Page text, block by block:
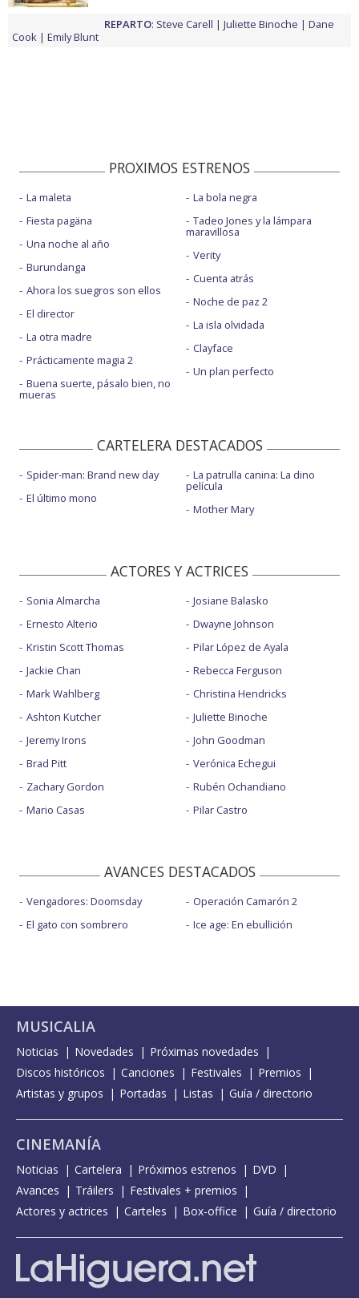
REPARTO: Steve Carell Juliette Binoche
Dane
Cook
Emily Blunt
PROXIMOS ESTRENOS
La maleta
Fiesta pagäna
Una noche al año
Burundanga
Ahora los suegros son ellos
El director
La otra madre
Prácticamente magia 2
Buena suerte, pásalo bien, no
mueras
La bola negra
Tadeo Jones y la lámpara
maravillosa
Verity
Cuenta atrás
Noche de paz 2
La isla olvidada
Clayface
Un plan perfecto
CARTELERA DESTACADOS
Spider-man: Brand new day
El último mono
La patrulla canina: La dino
película
Mother Mary
ACTORES Y ACTRICES
Sonia Almarcha
Ernesto Alterio
Kristin Scott Thomas
Jackie Chan
Mark Wahlberg
Ashton Kutcher
Jeremy Irons
Brad Pitt
Zachary Gordon
Mario Casas
Josiane Balasko
Dwayne Johnson
Pilar López de Ayala
Rebecca Ferguson
Christina Hendricks
Juliette Binoche
John Goodman
Verónica Echegui
Rubén Ochandiano
Pilar Castro
AVANCES DESTACADOS
Vengadores: Doomsday
El gato con sombrero
Operación Camarón 2
Ice age: En ebullición
MUSICALIA
Noticias Novedades
Próximas novedades
Discos históricos
Canciones Festivales
Premios
Artistas y grupos
Portadas Listas Guía / directorio
CINEMANÍA
Noticias Cartelera Próximos estrenos
DVD
Avances
Tráilers
Festivales + premios
Actores y actrices
Carteles Box-office Guía / directorio